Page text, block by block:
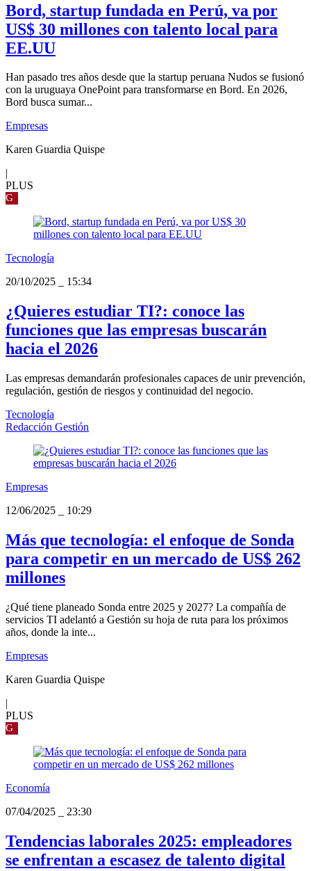
Bord, startup fundada en Perú, va por
US$ 30 millones con talento local para
EE.UU
Han pasado tres años desde que la startup peruana Nudos se fusionó
con la uruguaya OnePoint para transformarse en Bord. En 2026,
Bord busca sumar...
Empresas
Karen Guardia Quispe
PLUS
G
Tecnología
20/10/2025
15:34
¿Quieres estudiar TI?: conoce las
funciones que las empresas buscarán
hacia el 2026
Las empresas demandarán profesionales capaces de unir prevención,
regulación, gestión de riesgos y continuidad del negocio.
Tecnología
Redacción Gestión
Empresas
12/06/2025
10:29
Más que tecnología: el enfoque de Sonda
para competir en un mercado de US$ 262
millones
¿Qué tiene planeado Sonda entre 2025 y 2027? La compañía de
servicios TI adelantó a Gestión su hoja de ruta para los próximos
años, donde la inte...
Empresas
Karen Guardia Quispe
|
PLUS
G
Economía
07/04/2025
23:30
Tendencias laborales 2025: empleadores
se enfrentan a escasez de talento digital